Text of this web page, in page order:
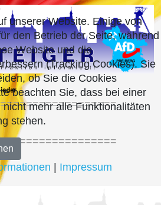
unserer Website. Einige von
den Betrieb der Seite, während
Website und die
(Tracking Cookies). Sie
ob Sie die Cookies
beachten Sie, dass bei einer
mehr alle Funktionalitäten
stehen.
Impressum